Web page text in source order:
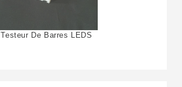
Testeur De Barres LEDS